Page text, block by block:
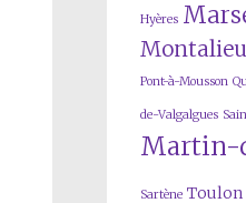
Hyères
Pont-à-Mousson
de-Valgalgues
Martin-
Sartène Toulon